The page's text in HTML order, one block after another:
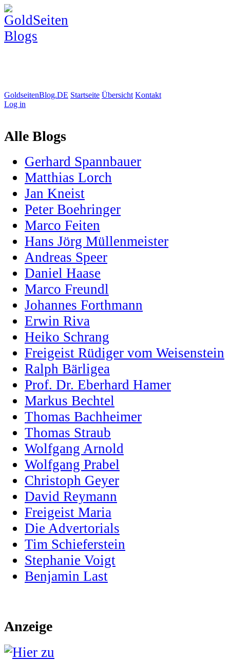
GoldseitenBlog.DE Startseite Übersicht Kontakt
Log in
Alle Blogs
Gerhard Spannbauer
Matthias Lorch
Jan Kneist
Peter Boehringer
Marco Feiten
Hans Jörg Müllenmeister
Andreas Speer
Daniel Haase
Marco Freundl
Johannes Forthmann
Erwin Riva
Heiko Schrang
Freigeist Rüdiger vom Weisenstein
Ralph Bärligea
Prof. Dr. Eberhard Hamer
Markus Bechtel
Thomas Bachheimer
Thomas Straub
Wolfgang Arnold
Wolfgang Prabel
Christoph Geyer
David Reymann
Freigeist Maria
Die Advertorials
Tim Schieferstein
Stephanie Voigt
Benjamin Last
Anzeige